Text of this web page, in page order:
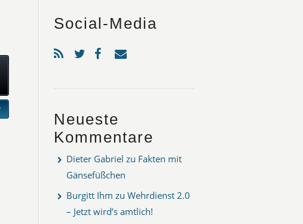
Social-Media
Neueste
Kommentare
Dieter Gabriel zu Fakten mit
Gänsefüßchen
Burgitt Ihm zu Wehrdienst 2.0
– Jetzt wird’s amtlich!